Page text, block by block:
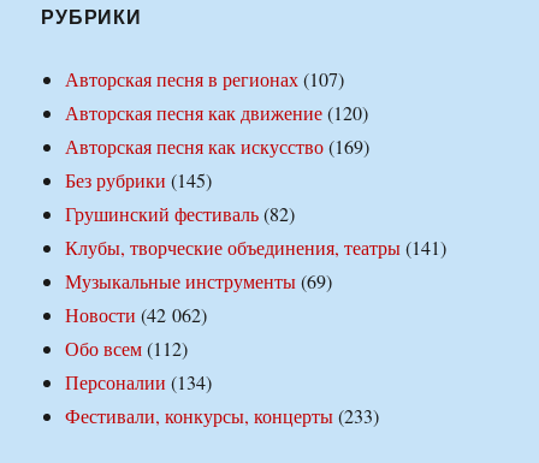
РУБРИКИ
Авторская песня в регионах(107)
Авторская песня как движение(120)
Авторская песня как искусство(169)
Без рубрики (145)
Грушинский фестиваль(82)
Клубы, творческие объединения, театры(141)
Музыкальные инструменты(69)
Новости (42 062)
Обо всем(112)
Персоналии (134)
Фестивали, конкурсы, концерты(233)